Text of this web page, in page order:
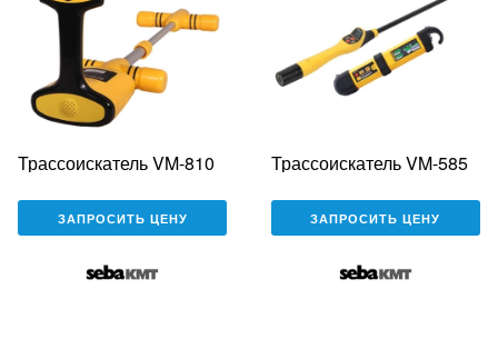
Трассоискатель VM-810
ЗАПРОСИТЬ ЦЕНУ
Трассоискатель VM-585
ЗАПРОСИТЬ ЦЕНУ